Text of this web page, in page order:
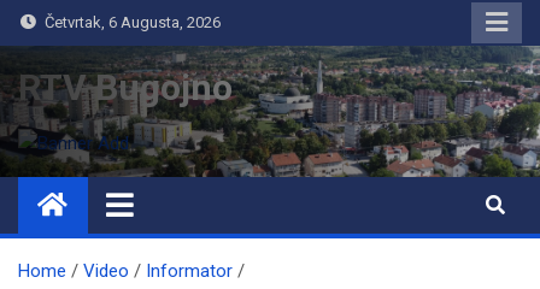
Četvrtak, 6 Augusta, 2026
RTV Bugojno
Home Video
Informator